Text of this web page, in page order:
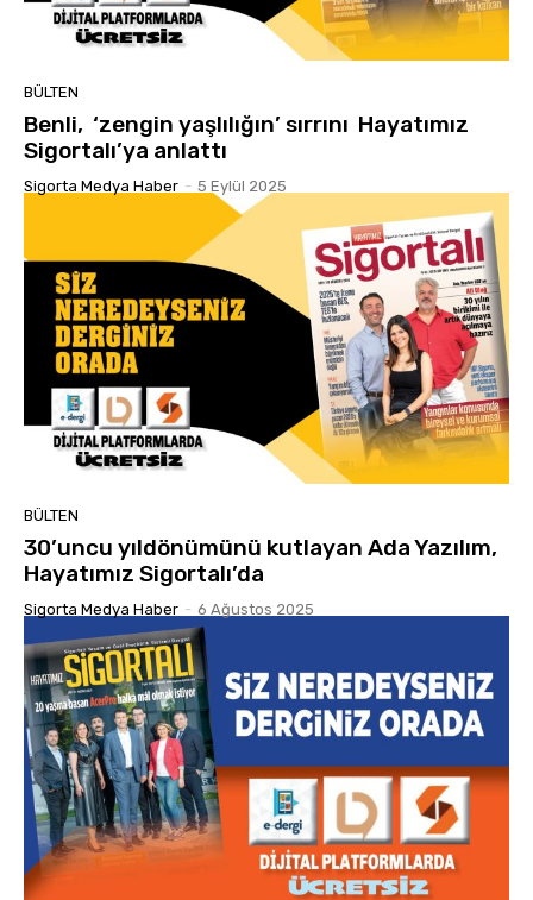
BÜLTEN
Benli, ‘zengin yaşlılığın’ sırrını Hayatımız
Sigortalı’ya anlattı
Sigorta Medya Haber - 5 Eylül 2025
BÜLTEN
30’uncu yıldönümünü kutlayan Ada Yazılım,
Hayatımız Sigortalı’da
Sigorta Medya Haber - 6 Ağustos 2025